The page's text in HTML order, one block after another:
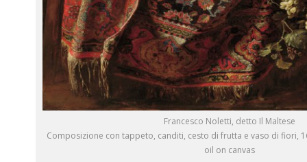
Francesco Noletti, detto Il Maltese
Composizione con tappeto, canditi, cesto di frutta e vaso di fiori,
oil on canvas